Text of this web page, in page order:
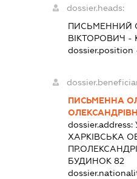
dossier.heads:
ПИСЬМЕННИЙ
ВІКТОРОВИЧ -
dossier.position
ПИСЬМЕННА
dossier.address:
ХАРКІВСЬКА
БУДИНОК 82